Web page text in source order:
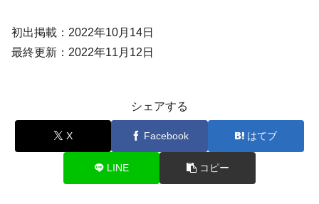
初出掲載：2022年10月14日
最終更新：2022年11月12日
シェアする
X Facebook はてブ
LINE コピー